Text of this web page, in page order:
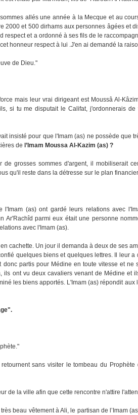
allés une année à la Mecque et au
2000 et 500 dirhams aux personnes âgées et
respect et a ordonné à ses fils de le
honneur respect à lui .J'en ai demandé la
de Dieu."
mais leur vrai dirigeant est Moussâ Al-
si tu me disputait le Califat, j'ordonnerais
insisté pour que l'Imam (as) ne possède que
de l’Imam Moussa Al-Kazim (as) ?
de grosses sommes d'argent, il mobiliserait
qu'il reste dans la détresse sur le plan
(as) ont gardé leurs relations avec
parmi eux était une personne
avec l'Imam (as).
cachette. Un jour il demanda à deux de ses
quelques biens et quelques lettres. Il leur a
partis pour Médine en toute vitesse et ne
ont vu deux cavaliers venant de Médine et
les biens apportés. L'Imam (as) répondit
sans visiter le tombeau du
de la ville afin que cette rencontre n'attire
beau vêtement à Ali, le partisan de l’Imam